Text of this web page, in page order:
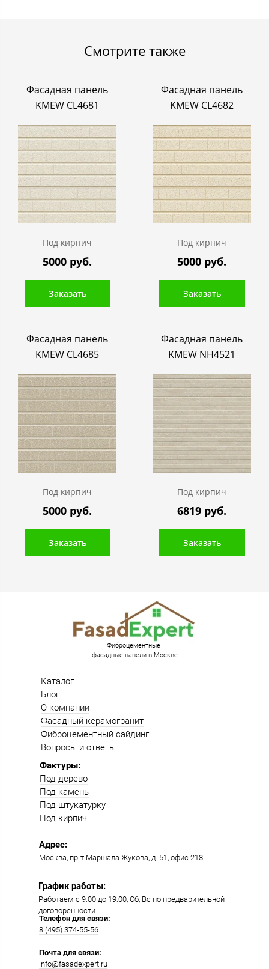
Смотрите также
Фасадная панель
KMEW CL4681
Под кирпич
5000 руб.
Заказать
Фасадная панель
KMEW CL4682
Под кирпич
5000 руб.
Заказать
Фасадная панель
KMEW CL4685
Под кирпич
5000 руб.
Заказать
Фасадная панель
KMEW NH4521
Под кирпич
6819 руб.
Заказать
Фактуры:
Под дерево
Под камень
Под штукатурку
Под кирпич
Работаем с 9:00 до 19:00​, Сб, Вс по предварительной
договоренности
Москва, пр-т Маршала Жукова, д. 51, офис 218​​
Каталог
Блог
О компании
Фасадный керамогранит
Фиброцементный сайдинг
Вопросы и ответы
Адрес:
График работы:
Телефон для связи:
8 (495) 374-55-56​
Почта для связи:
info@fasadexpert.ru
Фиброцементные
фасадные панели в Москве